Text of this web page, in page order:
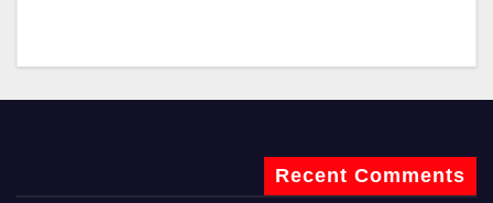
Recent Comments